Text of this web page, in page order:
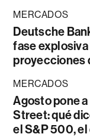
MERCADOS
Deutsche
fase
proyecciones
MERCADOS
Agosto pone
Street: qué
el S&P 500, el